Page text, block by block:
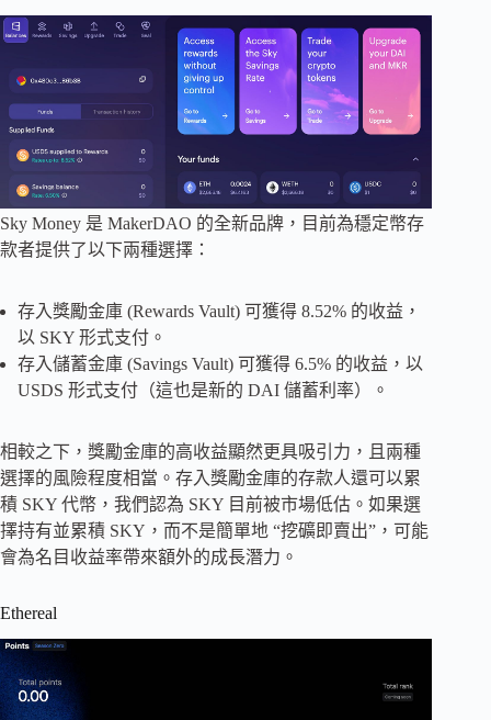
Sky Money 是 MakerDAO 的全新品牌，目前為穩定幣存
款者提供了以下兩種選擇：
存入獎勵金庫 (Rewards Vault) 可獲得 8.52% 的收益，
以 SKY 形式支付。
存入儲蓄金庫 (Savings Vault) 可獲得 6.5% 的收益，以
USDS 形式支付（這也是新的 DAI 儲蓄利率）。
相較之下，獎勵金庫的高收益顯然更具吸引力，且兩種
選擇的風險程度相當。存入獎勵金庫的存款人還可以累
積 SKY 代幣，我們認為 SKY 目前被市場低估。如果選
擇持有並累積 SKY，而不是簡單地 “挖礦即賣出”，可能
會為名目收益率帶來額外的成長潛力。
Ethereal